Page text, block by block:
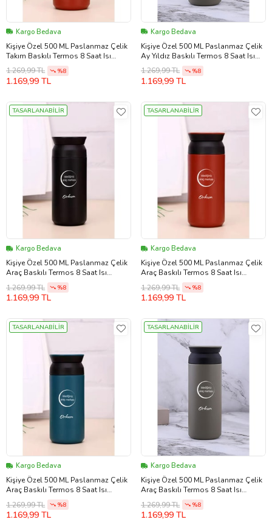
Kargo Bedava
Kişiye Özel 500 ML Paslanmaz Çelik
Takım Baskılı Termos 8 Saat Isı
Koruma Kahve ve Çay Termosu
(Kırmızı)
1.269,99 TL %8
1.169,99 TL
Kargo Bedava
Kişiye Özel 500 ML Paslanmaz Çelik
Ay Yıldız Baskılı Termos 8 Saat Isı
Koruma Kahve ve Çay Termosu (Bej)
1.269,99 TL %8
1.169,99 TL
TASARLANABİLİR
Kargo Bedava
Kişiye Özel 500 ML Paslanmaz Çelik
Araç Baskılı Termos 8 Saat Isı
Koruma Kahve ve Çay Termosu
(Siyah)
1.269,99 TL %8
1.169,99 TL
TASARLANABİLİR
Kargo Bedava
Kişiye Özel 500 ML Paslanmaz Çelik
Araç Baskılı Termos 8 Saat Isı
Koruma Kahve ve Çay Termosu
(Kırmızı)
1.269,99 TL %8
1.169,99 TL
TASARLANABİLİR
Kargo Bedava
Kişiye Özel 500 ML Paslanmaz Çelik
Araç Baskılı Termos 8 Saat Isı
Koruma Kahve ve Çay Termosu
(Mavi)
1.269,99 TL %8
1.169,99 TL
TASARLANABİLİR
Kargo Bedava
Kişiye Özel 500 ML Paslanmaz Çelik
Araç Baskılı Termos 8 Saat Isı
Koruma Kahve ve Çay Termosu (Bej)
1.269,99 TL %8
1.169,99 TL